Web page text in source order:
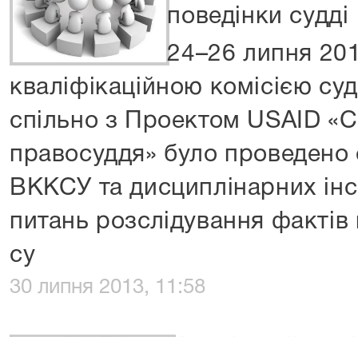
поведінки судді
24–26 липня
кваліфікаційною комісією
спільно з Проектом USAID
правосуддя» було проведено
ВККСУ та дисциплінарних
питань розслідування
су
30 липня 2013, 11:58